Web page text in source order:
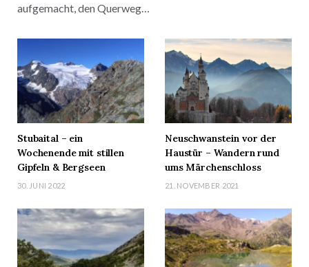
aufgemacht, den Querweg…
Stubaital – ein
Wochenende mit stillen
Gipfeln & Bergseen
30. JUNI 2022
Neuschwanstein vor der
Haustür – Wandern rund
ums Märchenschloss
21. NOVEMBER 2021